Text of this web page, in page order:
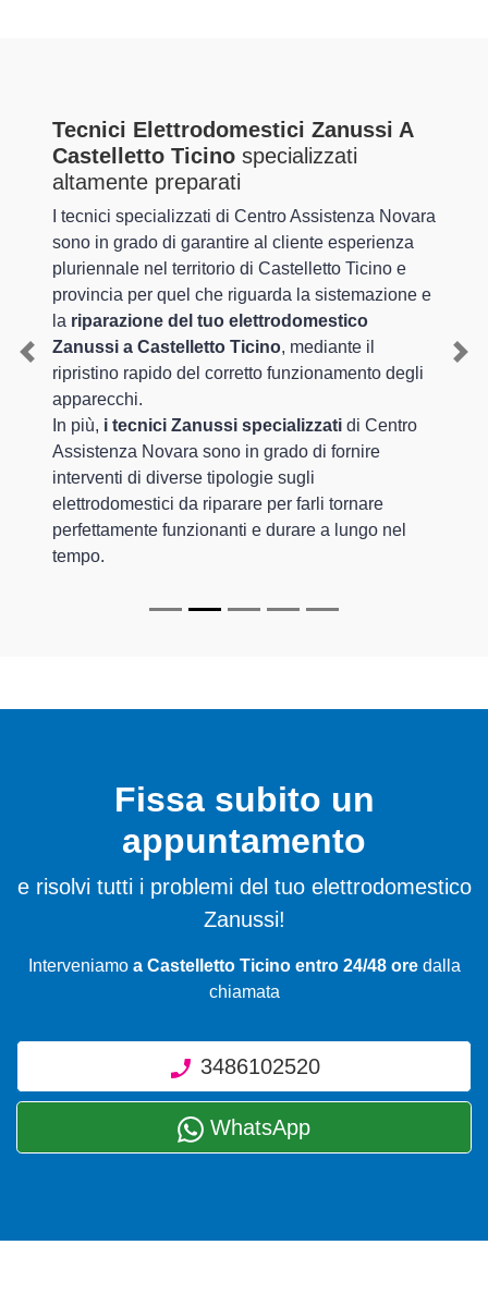
Tecnici Elettrodomestici Zanussi A
Castelletto Ticino specializzati
altamente preparati
I tecnici specializzati di Centro Assistenza Novara
sono in grado di garantire al cliente esperienza
pluriennale nel territorio di Castelletto Ticino e
provincia per quel che riguarda la sistemazione e
la riparazione del tuo elettrodomestico
Zanussi a Castelletto Ticino, mediante il
ripristino rapido del corretto funzionamento degli
apparecchi.
In più, i tecnici Zanussi specializzati di Centro
Assistenza Novara sono in grado di fornire
interventi di diverse tipologie sugli
elettrodomestici da riparare per farli tornare
perfettamente funzionanti e durare a lungo nel
tempo.
Previous
Fissa subito un
appuntamento
e risolvi tutti i problemi del tuo elettrodomestico
Zanussi!
Interveniamo a Castelletto Ticino entro 24/48 oredalla
chiamata
3486102520
WhatsApp